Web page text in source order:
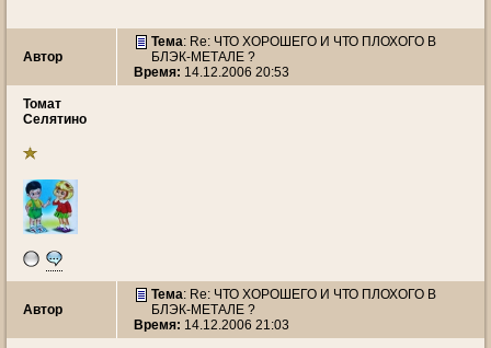
Автор
Тема: Re: ЧТО ХОРОШЕГО И ЧТО ПЛОХОГО В
БЛЭК-МЕТАЛЕ ?
Время: 14.12.2006 20:53
Томат
Селятино
Автор
Тема: Re: ЧТО ХОРОШЕГО И ЧТО ПЛОХОГО В
БЛЭК-МЕТАЛЕ ?
Время: 14.12.2006 21:03